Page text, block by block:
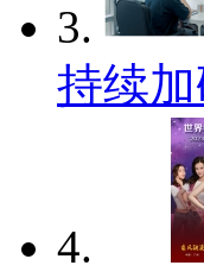
3.
持续
4.